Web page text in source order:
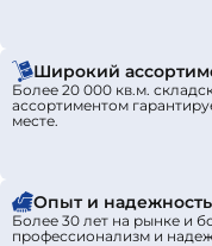
Широкий
Более 20 000 кв.м.
ассортиментом
месте.
Опыт и надежность
Более 30 лет на рынке и
профессионализм и